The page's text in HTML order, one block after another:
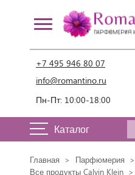
+7 495 946 80 07
info@romantino.ru
Пн-Пт: 10:00-18:00
Каталог
Главная Парфюмерия
Все продукты Calvin Klein